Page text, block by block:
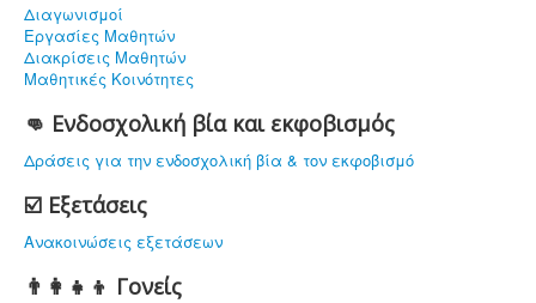
Διαγωνισμοί
Εργασίες Μαθητών
Διακρίσεις Μαθητών
Μαθητικές Κοινότητες
👊 Ενδοσχολική βία και εκφοβισμός
Δράσεις για την ενδοσχολική βία & τον εκφοβισμό
☑️ Εξετάσεις
Ανακοινώσεις εξετάσεων
👨‍👩‍👧‍👦 Γονείς